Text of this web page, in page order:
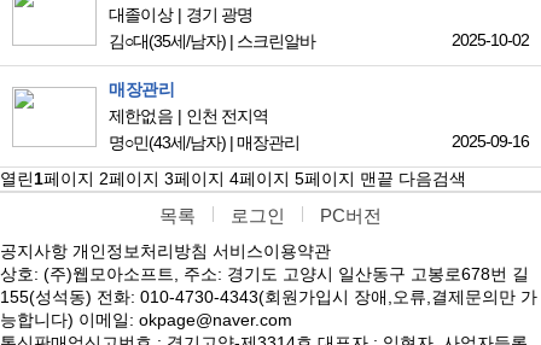
대졸이상
경기 광명
김○대(35세/남자) | 스크린알바 2025-10-02
매장관리
제한없음
인천 전지역
명○민(43세/남자) |매장관리
2025-09-16
열린1페이지 2페이지 3페이지 4페이지 5페이지 맨끝 다음검색
목록 로그인 PC버전
공지사항 개인정보처리방침 서비스이용약관
상호: (주)웹모아소프트, 주소: 경기도 고양시 일산동구 고봉로678번 길
155(성석동) 전화: 010-4730-4343(회원가입시 장애,오류,결제문의만 가
능합니다) 이메일: okpage@naver.com